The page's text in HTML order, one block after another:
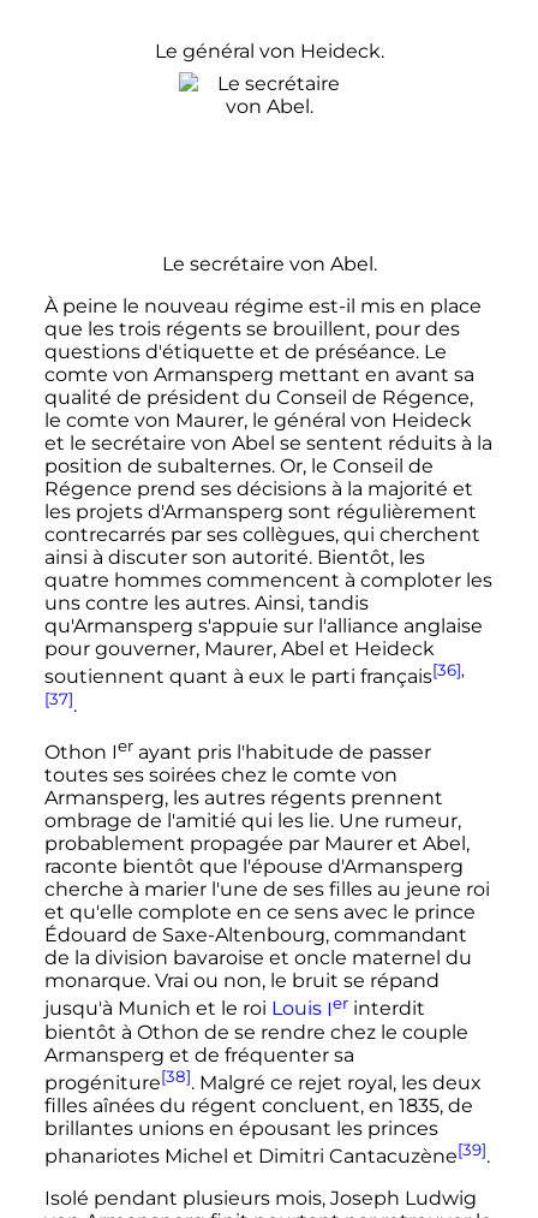
Le général von Heideck.
Le secrétaire von Abel.
À peine le nouveau régime est-il mis en place
que les trois régents se brouillent, pour des
questions d'étiquette et de préséance. Le
comte von Armansperg mettant en avant sa
qualité de président du Conseil de Régence,
le comte von Maurer, le général von Heideck
et le secrétaire von Abel se sentent réduits à la
position de subalternes. Or, le Conseil de
Régence prend ses décisions à la majorité et
les projets d'Armansperg sont régulièrement
contrecarrés par ses collègues, qui cherchent
ainsi à discuter son autorité. Bientôt, les
quatre hommes commencent à comploter les
uns contre les autres. Ainsi, tandis
qu'Armansperg s'appuie sur l'alliance anglaise
pour gouverner, Maurer, Abel et Heideck
soutiennent quant à eux le parti français[36],
[37].
Othon Ier ayant pris l'habitude de passer
toutes ses soirées chez le comte von
Armansperg, les autres régents prennent
ombrage de l'amitié qui les lie. Une rumeur,
probablement propagée par Maurer et Abel,
raconte bientôt que l'épouse d'Armansperg
cherche à marier l'une de ses filles au jeune roi
et qu'elle complote en ce sens avec le prince
Édouard de Saxe-Altenbourg, commandant
de la division bavaroise et oncle maternel du
monarque. Vrai ou non, le bruit se répand
jusqu'à Munich et le roi Louis Ierinterdit
bientôt à Othon de se rendre chez le couple
Armansperg et de fréquenter sa
progéniture[38]. Malgré ce rejet royal, les deux
filles aînées du régent concluent, en 1835, de
brillantes unions en épousant les princes
phanariotes Michel et Dimitri Cantacuzène[39].
Isolé pendant plusieurs mois, Joseph Ludwig